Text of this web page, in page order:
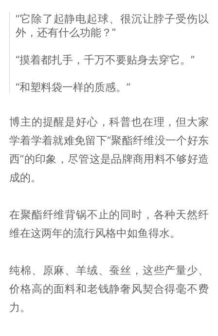
“它除了起静电起球、很沉让脖子受伤以
外，还有什么功能？”
“摸着都扎手，千万不要贴身去穿它。”
“和塑料袋一样的质感。”
博主的提醒是好心，科普也在理，但大家
学着学着就难免留下“聚酯纤维没一个好东
西”的印象，尽管这是品牌商用料不够好造
成的。
在聚酯纤维背锅不止的同时，各种天然纤
维在这两年的流行风格中如鱼得水。
纯棉、原麻、羊绒、蚕丝，这些产量少、
价格高的面料和老钱静奢风契合得毫不费
力。